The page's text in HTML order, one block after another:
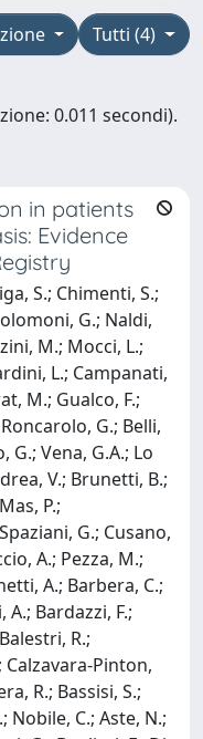
Tutti (4)
0.011 secondi).
in patients
Evidence
S.; Chimenti, S.;
G.; Naldi,
M.; Mocci, L.;
L.; Campanati,
M.; Gualco, F.;
G.; Belli,
G.; Vena, G.A.; Lo
V.; Brunetti, B.;
P.;
G.; Cusano,
A.; Pezza, M.;
A.; Barbera, C.;
Bardazzi, F.;
R.;
Pinton,
R.; Bassisi, S.;
Nobile, C.; Aste, N.;